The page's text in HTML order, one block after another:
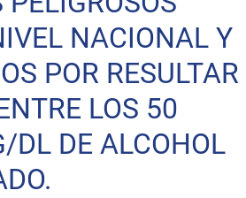
NACIONAL Y
POR RESULTAR
LOS 50
DE ALCOHOL